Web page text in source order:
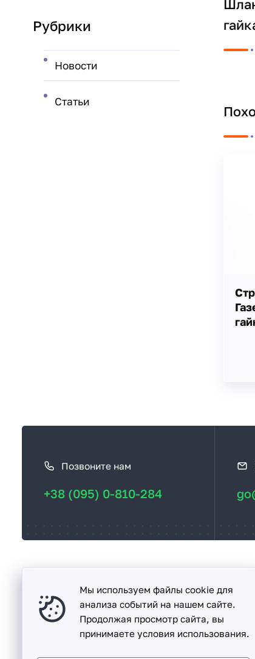
Рубрики
Новости
Статьи
з
Позвоните нам
+38 (095) 0-810-284
Песочин
ул. Надежды, дом. 15-А
Мы используем файлы cookie для
анализа событий на нашем сайте.
Продолжая просмотр сайта, вы
принимаете условия использования.